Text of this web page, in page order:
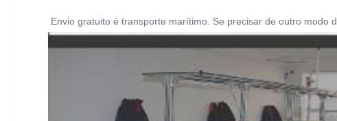
Envio gratuito é transporte marítimo. Se precisar de outro modo